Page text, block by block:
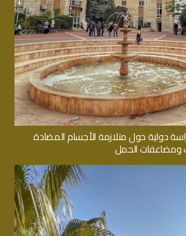
دولية حول متلازمة الأجسام المضادة
ومضاعفات الحمل